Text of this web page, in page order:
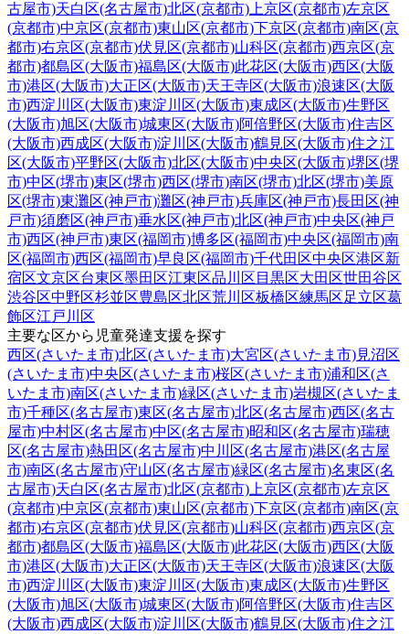
古屋市)天白区(名古屋市)北区(京都市)上京区(京都市)左京区
(京都市)中京区(京都市)東山区(京都市)下京区(京都市)南区(京
都市)右京区(京都市)伏見区(京都市)山科区(京都市)西京区(京
都市)都島区(大阪市)福島区(大阪市)此花区(大阪市)西区(大阪
市)港区(大阪市)大正区(大阪市)天王寺区(大阪市)浪速区(大阪
市)西淀川区(大阪市)東淀川区(大阪市)東成区(大阪市)生野区
(大阪市)旭区(大阪市)城東区(大阪市)阿倍野区(大阪市)住吉区
(大阪市)西成区(大阪市)淀川区(大阪市)鶴見区(大阪市)住之江
区(大阪市)平野区(大阪市)北区(大阪市)中央区(大阪市)堺区(堺
市)中区(堺市)東区(堺市)西区(堺市)南区(堺市)北区(堺市)美原
区(堺市)東灘区(神戸市)灘区(神戸市)兵庫区(神戸市)長田区(神
戸市)須磨区(神戸市)垂水区(神戸市)北区(神戸市)中央区(神戸
市)西区(神戸市)東区(福岡市)博多区(福岡市)中央区(福岡市)南
区(福岡市)西区(福岡市)早良区(福岡市)千代田区中央区港区新
宿区文京区台東区墨田区江東区品川区 目黒区大田区世田谷区
渋谷区中野区杉並区豊島区北区荒川区板橋区練馬区足立区葛
飾区江戸川区
主要な区から児童発達支援を探す
西区(さいたま市)北区(さいたま市)大宮区(さいたま市)見沼区
(さいたま市)中央区(さいたま市)桜区(さいたま市)浦和区(さ
いたま市)南区(さいたま市)緑区(さいたま市)岩槻区(さいたま
市)千種区(名古屋市)東区(名古屋市)北区(名古屋市)西区(名古
屋市)中村区(名古屋市)中区(名古屋市)昭和区(名古屋市)瑞穂
区(名古屋市)熱田区(名古屋市)中川区(名古屋市)港区(名古屋
市)南区(名古屋市)守山区(名古屋市)緑区(名古屋市)名東区(名
古屋市)天白区(名古屋市)北区(京都市)上京区(京都市)左京区
(京都市)中京区(京都市)東山区(京都市)下京区(京都市)南区(京
都市)右京区(京都市)伏見区(京都市)山科区(京都市)西京区(京
都市)都島区(大阪市)福島区(大阪市)此花区(大阪市)西区(大阪
市)港区(大阪市)大正区(大阪市)天王寺区(大阪市)浪速区(大阪
市)西淀川区(大阪市)東淀川区(大阪市)東成区(大阪市)生野区
(大阪市)旭区(大阪市)城東区(大阪市)阿倍野区(大阪市)住吉区
(大阪市)西成区(大阪市)淀川区(大阪市)鶴見区(大阪市)住之江